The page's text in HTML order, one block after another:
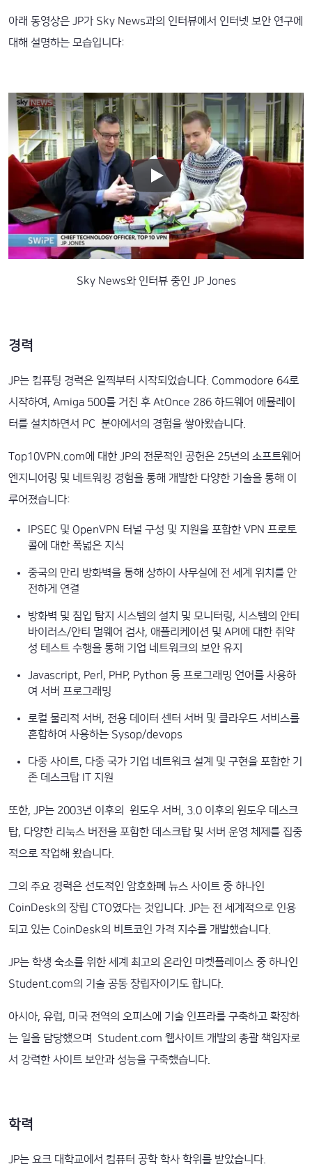
아래 동영상은 JP가 Sky News과의 인터뷰에서 인터넷 보안 연구에
대해 설명하는 모습입니다:
Sky News와 인터뷰 중인 JP Jones
경력
JP는 컴퓨팅 경력은 일찍부터 시작되었습니다. Commodore 64로
시작하여, Amiga 500를 거친 후 AtOnce 286 하드웨어 에뮬레이
터를 설치하면서 PC 분야에서의 경험을 쌓아왔습니다.
Top10VPN.com에 대한 JP의 전문적인 공헌은 25년의 소프트웨어
엔지니어링 및 네트워킹 경험을 통해 개발한 다양한 기술을 통해 이
루어졌습니다:
IPSEC 및 OpenVPN 터널 구성 및 지원을 포함한 VPN 프로토
콜에 대한 폭넓은 지식
중국의 만리 방화벽을 통해 상하이 사무실에 전 세계 위치를 안
전하게 연결
방화벽 및 침입 탐지 시스템의 설치 및 모니터링, 시스템의 안티
바이러스/안티 멀웨어 검사, 애플리케이션 및 API에 대한 취약
성 테스트 수행을 통해 기업 네트워크의 보안 유지
Javascript, Perl, PHP, Python 등 프로그래밍 언어를 사용하
여 서버 프로그래밍
로컬 물리적 서버, 전용 데이터 센터 서버 및 클라우드 서비스를
혼합하여 사용하는 Sysop/devops
다중 사이트, 다중 국가 기업 네트워크 설계 및 구현을 포함한 기
존 데스크탑 IT 지원
또한, JP는 2003년 이후의 윈도우 서버, 3.0 이후의 윈도우 데스크
탑, 다양한 리눅스 버전을 포함한 데스크탑 및 서버 운영 체제를 집중
적으로 작업해 왔습니다.
그의 주요 경력은 선도적인 암호화폐 뉴스 사이트 중 하나인
CoinDesk의 창립 CTO였다는 것입니다. JP는 전 세계적으로 인용
되고 있는 CoinDesk의 비트코인 ​​가격 지수를 개발했습니다.
JP는 학생 숙소를 위한 세계 최고의 온라인 마켓플레이스 중 하나인
Student.com의 기술 공동 창립자이기도 합니다.
아시아, 유럽, 미국 전역의 오피스에 기술 인프라를 구축하고 확장하
는 일을 담당했으며 Student.com 웹사이트 개발의 총괄 책임자로
서 강력한 사이트 보안과 성능을 구축했습니다.
학력
JP는 요크 대학교에서 컴퓨터 공학 학사 학위를 받았습니다.